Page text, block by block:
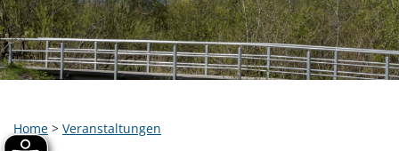
Home > Veranstaltungen